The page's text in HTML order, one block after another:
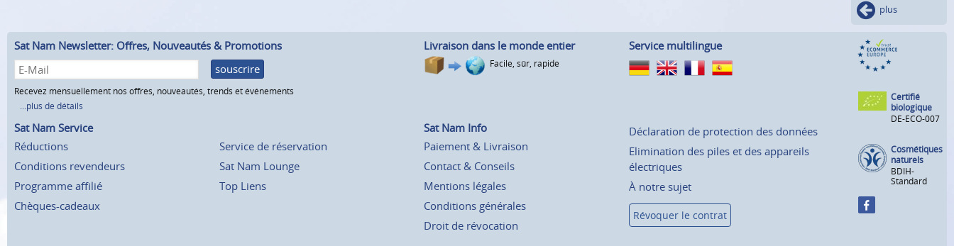
plus
Sat Nam Newsletter: Offres, Nouveautés & Promotions
souscrire
Recevez mensuellement nos offres, nouveautés, trends et événements
...plus de détails
Livraison dans le monde entier
Facile, sûr, rapide
Service multilingue
Sat Nam Service
Réductions
Conditions revendeurs
Programme affilié
Chèques-cadeaux
Service de réservation
Sat Nam Lounge
Top Liens
Sat Nam Info
Paiement & Livraison
Contact & Conseils
Mentions légales
Conditions générales
Droit de révocation
Déclaration de protection des données
Elimination des piles et des appareils
électriques
À notre sujet
Révoquer le contrat
Certifié
biologique
DE-ECO-007
Cosmétiques
naturels
BDIH-
Standard